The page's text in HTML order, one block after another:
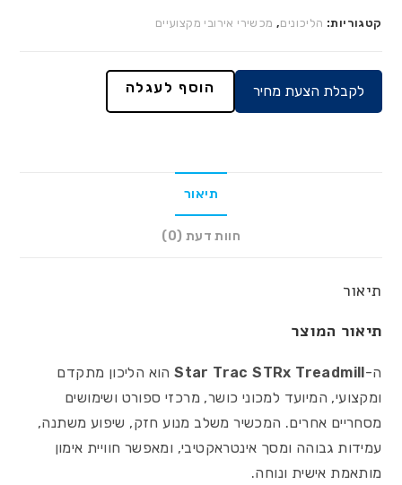
קטגוריות:הליכונים,מכשירי אירובי מקצועיים
לקבלת הצעת מחיר הוסף לעגלה
תיאור
חוות דעת (0)
תיאור
תיאור המוצר
Star Trac STRx Treadmillהוא הליכון מתקדם
ומקצועי, המיועד למכוני כושר, מרכזי ספורט ושימושים
מסחריים אחרים. המכשיר משלב מנוע חזק, שיפוע משתנה,
עמידות גבוהה ומסך אינטראקטיבי, ומאפשר חוויית אימון
מותאמת אישית ונוחה.